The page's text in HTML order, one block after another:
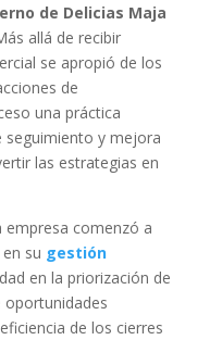
de Delicias Maja
allá de recibir
se apropió de los
de
una práctica
seguimiento y mejora
las estrategias en
empresa comenzó a
su gestión
en la priorización de
de los cierres